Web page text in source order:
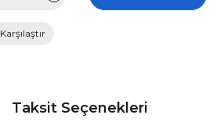
Karşılaştır
Taksit Seçenekleri